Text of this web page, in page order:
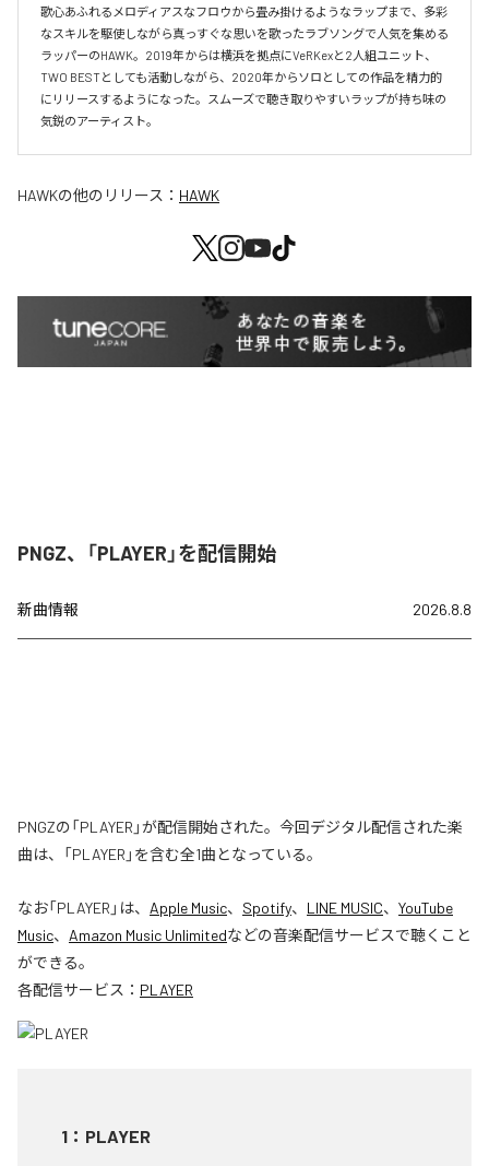
歌心あふれるメロディアスなフロウから畳み掛けるようなラップまで、多彩
なスキルを駆使しながら真っすぐな思いを歌ったラブソングで人気を集める
ラッパーのHAWK。2019年からは横浜を拠点にVeRKexと2人組ユニット、
TWO BESTとしても活動しながら、2020年からソロとしての作品を精力的
にリリースするようになった。スムーズで聴き取りやすいラップが持ち味の
気鋭のアーティスト。
HAWKの他のリリース： HAWK
PNGZ、「PLAYER」を配信開始
新曲情報 2026.8.8
PNGZの「PLAYER」が配信開始された。今回デジタル配信された楽
曲は、「PLAYER」を含む全1曲となっている。
なお「PLAYER 」は、 Apple Music、 Spotify、 LINE MUSIC、 YouTube
Music、 Amazon Music Unlimitedなどの音楽配信サービスで聴くこと
ができる。
各配信サービス： PLAYER
1 ： PLAYER